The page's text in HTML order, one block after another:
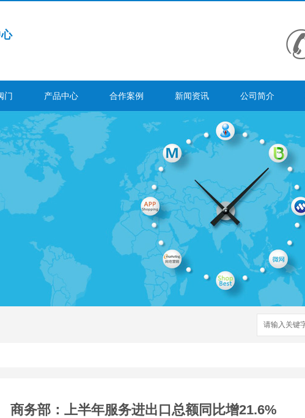
门 产品中心 合作案例 新闻资讯 公司简介
商务部：上半年服务进出口总额同比增21.6%